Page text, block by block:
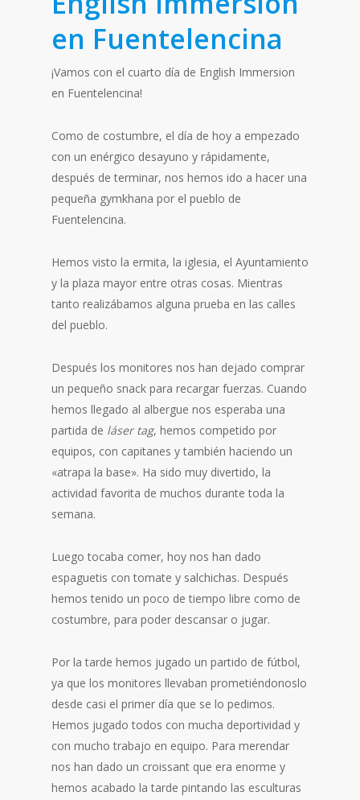
en Fuentelencina
¡Vamos con el cuarto día de English Immersion
en Fuentelencina!
Como de costumbre, el día de hoy a empezado
con un enérgico desayuno y rápidamente,
después de terminar, nos hemos ido a hacer una
pequeña gymkhana por el pueblo de
Fuentelencina.
Hemos visto la ermita, la iglesia, el Ayuntamiento
y la plaza mayor entre otras cosas. Mientras
tanto realizábamos alguna prueba en las calles
del pueblo.
Después los monitores nos han dejado comprar
un pequeño snack para recargar fuerzas. Cuando
hemos llegado al albergue nos esperaba una
partida de láser tag, hemos competido por
equipos, con capitanes y también haciendo un
«atrapa la base». Ha sido muy divertido, la
actividad favorita de muchos durante toda la
semana.
Luego tocaba comer, hoy nos han dado
espaguetis con tomate y salchichas. Después
hemos tenido un poco de tiempo libre como de
costumbre, para poder descansar o jugar.
Por la tarde hemos jugado un partido de fútbol,
ya que los monitores llevaban prometiéndonoslo
desde casi el primer día que se lo pedimos.
Hemos jugado todos con mucha deportividad y
con mucho trabajo en equipo. Para merendar
nos han dado un croissant que era enorme y
hemos acabado la tarde pintando las esculturas